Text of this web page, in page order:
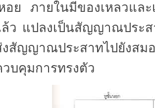
อย ภายในมีของเหลวแล
ว แปลงเป็นสัญญาณประ
สัญญาณประสาทไปยังสม
บคุมการทรงตัว